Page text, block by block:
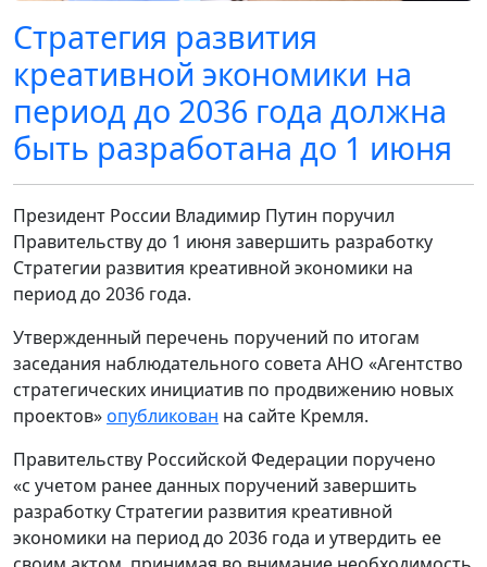
Стратегия развития
креативной экономики на
период до 2036 года должна
быть разработана до 1 июня
Президент России Владимир Путин поручил
Правительству до 1 июня завершить разработку
Стратегии развития креативной экономики на
период до 2036 года.
Утвержденный перечень поручений по итогам
заседания наблюдательного совета АНО «Агентство
стратегических инициатив по продвижению новых
проектов»опубликован на сайте Кремля.
Правительству Российской Федерации поручено
«с учетом ранее данных поручений завершить
разработку Стратегии развития креативной
экономики на период до 2036 года и утвердить ее